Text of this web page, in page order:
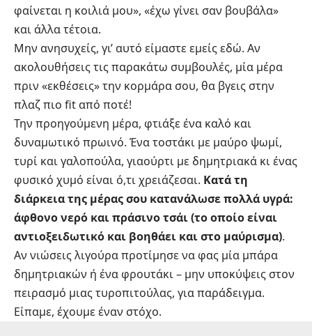
φαίνεται η κοιλιά μου», «έχω γίνει σαν βουβάλα»
και άλλα τέτοια.
Μην ανησυχείς, γι’ αυτό είμαστε εμείς εδώ. Αν
ακολουθήσεις τις παρακάτω συμβουλές, μία μέρα
πριν «εκθέσεις» την κορμάρα σου, θα βγεις στην
πλαζ πιο fit από ποτέ!
Την προηγούμενη μέρα, φτιάξε ένα καλό και
δυναμωτικό πρωινό. Ένα τοστάκι με μαύρο ψωμί,
τυρί και γαλοπούλα, γιαούρτι με δημητριακά κι ένας
φυσικό χυμό είναι ό,τι χρειάζεσαι. Κατά τη
διάρκεια της μέρας σου κατανάλωσε πολλά υγρά:
άφθονο νερό και πράσινο τσάι (το οποίο είναι
αντιοξειδωτικό και βοηθάει και στο μαύρισμα).
Αν νιώσεις λιγούρα προτίμησε να φας μία μπάρα
δημητριακών ή ένα φρουτάκι – μην υποκύψεις στον
πειρασμό μιας τυροπιτούλας, για παράδειγμα.
Είπαμε, έχουμε έναν στόχο.